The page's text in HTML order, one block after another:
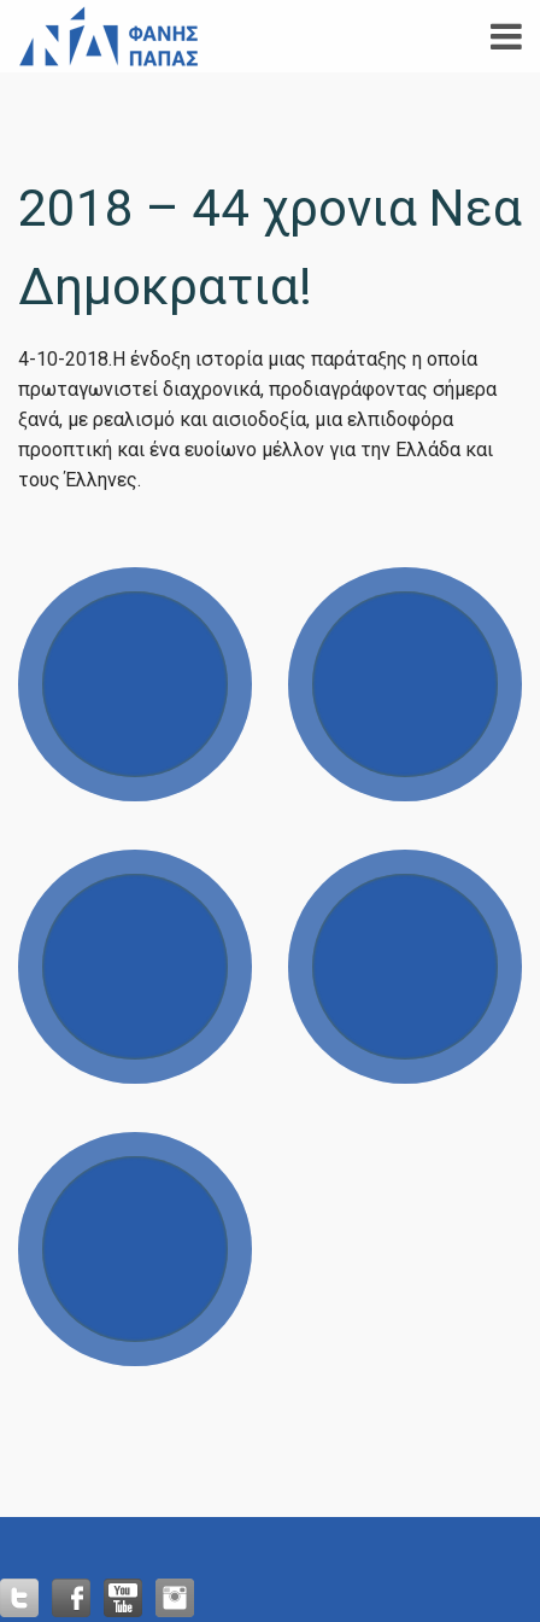
2018 – 44 χρονια Νεα
Δημοκρατια!
4-10-2018.Η ένδοξη ιστορία μιας παράταξης η οποία
πρωταγωνιστεί διαχρονικά, προδιαγράφοντας σήμερα
ξανά, με ρεαλισμό και αισιοδοξία, μια ελπιδοφόρα
προοπτική και ένα ευοίωνο μέλλον για την Ελλάδα και
τους Έλληνες.